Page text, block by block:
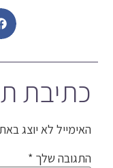
כתיבת
האימייל לא יוצג
התגובה שלך *